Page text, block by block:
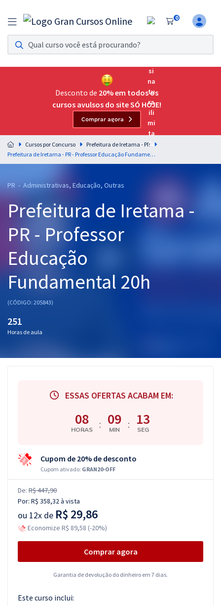
0
Assinatura Ilimitada 11
Acesso a todos os cursos. Teste grátis por 7 dias!
Assinatura OAB Até Passar
Acesso ilimitado a toda preparação para o Exame da
Residências Multiprofissionais
Preparação completa e intensiva para as principais
residências em saúde do Brasil
Cursos 20% OFF
Pós
Graduação
OAB
Questões grátis
Desconto de 20% em todos os
cursos avulsos do site SÓ HOJE!
Comprar agora
Cursos por Concurso
Prefeitura de Iretama - PR
Prefeitura de Iretama - PR - Professor Educação Fundamental 20h
PR - Administrativas, Educação, Outras
Prefeitura de Iretama -
PR - Professor
Educação
Fundamental 20h
(CÓDIGO: 205843)
251
Horas de aula
ESSAS OFERTAS ACABAM EM:
08
HORAS : 09
MIN : 12
SEG
Cupom de 20% de desconto
Cupom ativado: GRAN20-OFF
De: R$ 447,90
Por: R$ 358,32à vista
ou 12x de R$ 29,86
Economize R$ 89,58 (-20%)
Comprar agora
Garantia de devolução do dinheiro em 7 dias.
Este curso inclui: